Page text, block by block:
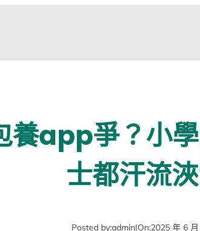
養app爭？小
士都汗流
Posted by:admin|On:2025 年 6